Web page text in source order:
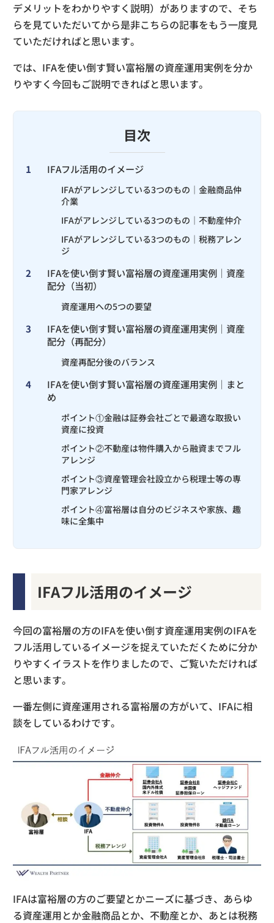
デメリットをわかりやすく説明）がありますので、そち
らを見ていただいてから是非こちらの記事をもう一度見
ていただければと思います。
では、IFAを使い倒す賢い富裕層の資産運用実例を分か
りやすく今回もご説明できればと思います。
目次
1 IFAフル活用のイメージ
IFAがアレンジしている3つのもの｜金融商品仲
介業
IFAがアレンジしている3つのもの｜不動産仲介
IFAがアレンジしている3つのもの｜税務アレン
ジ
2
IFAを使い倒す賢い富裕層の資産運用実例｜資産
配分（当初）
資産運用への5つの要望
3
IFAを使い倒す賢い富裕層の資産運用実例｜資産
配分（再配分）
資産再配分後のバランス
4
IFAを使い倒す賢い富裕層の資産運用実例｜まと
め
ポイント①金融は証券会社ごとで最適な取扱い
資産に投資
ポイント②不動産は物件購入から融資までフル
アレンジ
ポイント③資産管理会社設立から税理士等の専
門家アレンジ
ポイント④富裕層は自分のビジネスや家族、趣
味に全集中
IFAフル活用のイメージ
今回の富裕層の方のIFAを使い倒す資産運用実例のIFAを
フル活用しているイメージを捉えていただくために分か
りやすくイラストを作りましたので、ご覧いただければ
と思います。
一番左側に資産運用される富裕層の方がいて、IFAに相
談をしているわけです。
IFAは富裕層の方のご要望とかニーズに基づき、あらゆ
る資産運用とか金融商品とか、不動産とか、あとは税務